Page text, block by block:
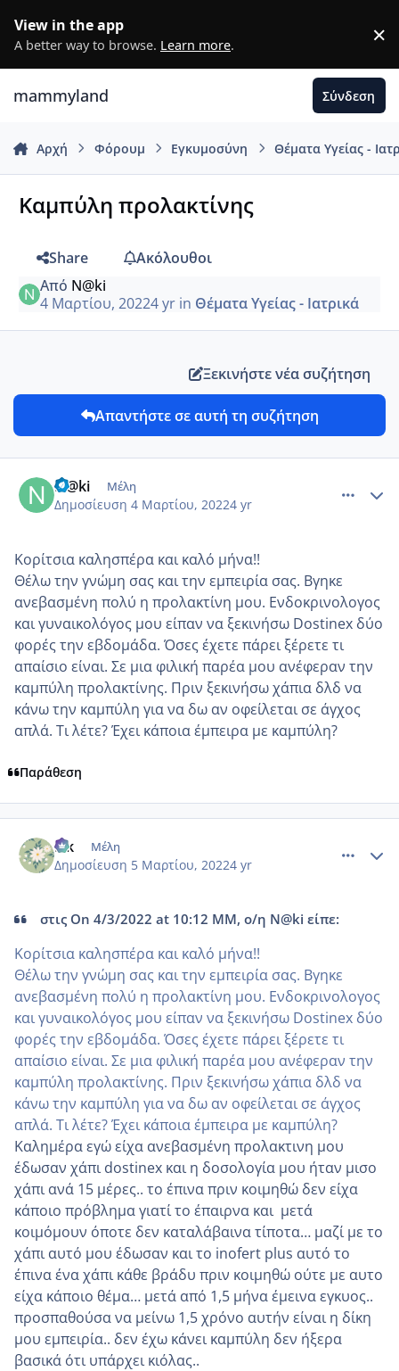
View in the app
A better way to browse. Learn more. ×
mammyland Σύνδεση
Αρχή Φόρουμ Εγκυμοσύνη Θέματα Υγείας -
Καμπύλη προλακτίνης
Share
Ακόλουθοι
Από N@ki
4 Μαρτίου, 20224 yrin Θέματα Υγείας - Ιατρικά
Ξεκινήστε νέα συζήτηση
Απαντήστε σε αυτή τη συζήτηση
N@ki Μέλη
Δημοσίευση 4 Μαρτίου, 20224 yr
Κορίτσια καλησπέρα και καλό μήνα!!
Θέλω την γνώμη σας και την εμπειρία σας. Βγηκε
ανεβασμένη πολύ η προλακτίνη μου. Ενδοκρινολογος
και γυναικολόγος μου είπαν να ξεκινήσω Dostinex δύο
φορές την εβδομάδα. Όσες έχετε πάρει ξέρετε τι
απαίσιο είναι. Σε μια φιλική παρέα μου ανέφεραν την
καμπύλη προλακτίνης. Πριν ξεκινήσω χάπια δλδ να
κάνω την καμπύλη για να δω αν οφείλεται σε άγχος
απλά. Τι λέτε? Έχει κάποια έμπειρα με καμπύλη?
Παράθεση
Elk Μέλη
Δημοσίευση 5 Μαρτίου, 20224 yr
στις On 4/3/2022 at 10:12 ΜΜ, ο/η N@ki είπε:
Κορίτσια καλησπέρα και καλό μήνα!!
Θέλω την γνώμη σας και την εμπειρία σας. Βγηκε
ανεβασμένη πολύ η προλακτίνη μου. Ενδοκρινολογος
και γυναικολόγος μου είπαν να ξεκινήσω Dostinex δύο
φορές την εβδομάδα. Όσες έχετε πάρει ξέρετε τι
απαίσιο είναι. Σε μια φιλική παρέα μου ανέφεραν την
καμπύλη προλακτίνης. Πριν ξεκινήσω χάπια δλδ να
κάνω την καμπύλη για να δω αν οφείλεται σε άγχος
απλά. Τι λέτε? Έχει κάποια έμπειρα με καμπύλη?
Καλημέρα εγώ είχα ανεβασμένη προλακτινη μου
έδωσαν χάπι dostinex και η δοσολογία μου ήταν μισο
χάπι ανά 15 μέρες.. το έπινα πριν κοιμηθώ δεν είχα
κάποιο πρόβλημα γιατί το έπαιρνα και μετά
κοιμόμουν όποτε δεν καταλάβαινα τίποτα… μαζί με το
χάπι αυτό μου έδωσαν και το inofert plus αυτό το
έπινα ένα χάπι κάθε βράδυ πριν κοιμηθώ ούτε με αυτο
είχα κάποιο θέμα… μετά από 1,5 μήνα έμεινα εγκυος..
προσπαθούσα να μείνω 1,5 χρόνο αυτήν είναι η δίκη
μου εμπειρία.. δεν έχω κάνει καμπύλη δεν ήξερα
βασικά ότι υπάρχει κιόλας..